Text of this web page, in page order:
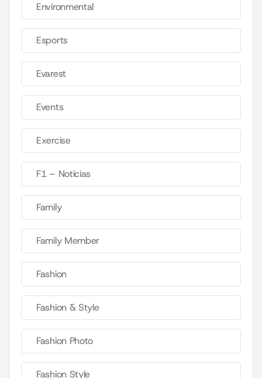
Environmental
Esports
Evarest
Events
Exercise
F1 – Noticias
Family
Family Member
Fashion
Fashion & Style
Fashion Photo
Fashion Style